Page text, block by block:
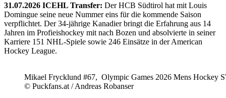
31.07.2026 ICEHL Transfer: Der HCB Südtirol hat mit Louis
Domingue seine neue Nummer eins für die kommende Saison
verpflichtet. Der 34-jährige Kanadier bringt die Erfahrung aus 14
Jahren im Profieishockey mit nach Bozen und absolvierte in seiner
Karriere 151 NHL-Spiele sowie 246 Einsätze in der American
Hockey League.
Mikael Frycklund #67, Olympic Games 2026 Mens Hockey
© Puckfans.at / Andreas Robanser